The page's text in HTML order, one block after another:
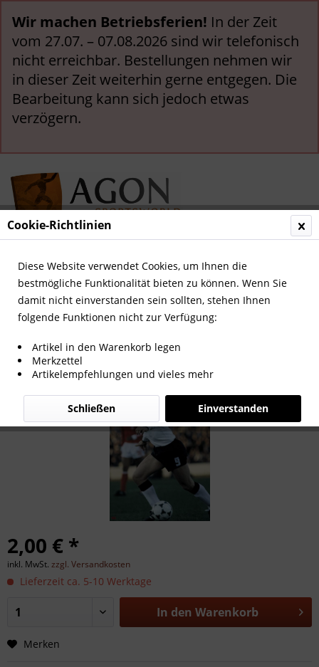
Wir machen Betriebsferien! In der Zeit
vom 27.07. – 07.08.2026 sind wir telefonisch
nicht erreichbar. Bestellungen nehmen wir
in dieser Zeit weiterhin gerne entgegen. Die
Bearbeitung kann sich jedoch etwas
verzögern.
Menü
Übersicht Deutsche Nationalspieler
2,00 € *
inkl. MwSt. zzgl. Versandkosten
Lieferzeit ca. 5-10 Werktage
In den Warenkorb
Merken
Cookie-Richtlinien
Diese Website verwendet Cookies, um Ihnen die
bestmögliche Funktionalität bieten zu können. Wenn Sie
damit nicht einverstanden sein sollten, stehen Ihnen
folgende Funktionen nicht zur Verfügung:
Artikel in den Warenkorb legen
Merkzettel
Artikelempfehlungen und vieles mehr
Einverstanden
Schließen